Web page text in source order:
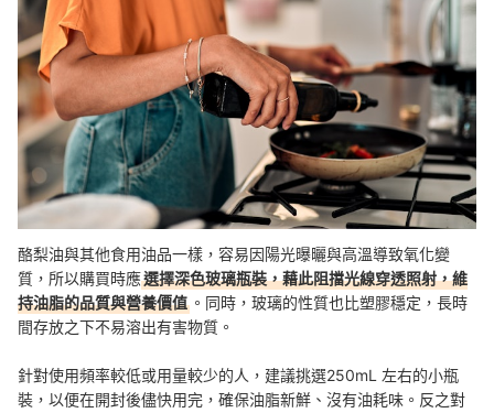
酪梨油與其他食用油品一樣，容易因陽光曝曬與高溫導致氧化變
質，所以購買時應選擇深色玻璃瓶裝，藉此阻擋光線穿透照射，維
持油脂的品質與營養價值 。同時，玻璃的性質也比塑膠穩定，長時
間存放之下不易溶出有害物質。
針對使用頻率較低或用量較少的人，建議挑選250mL 左右的小瓶
裝，以便在開封後儘快用完，確保油脂新鮮、沒有油耗味。反之對